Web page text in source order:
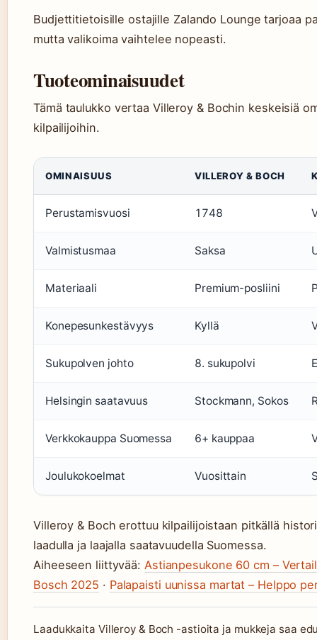
Budjettitietoisille ostajille Zalando Lounge tarjoaa
mutta valikoima vaihtelee nopeasti.
Tuoteominaisuudet
Tämä taulukko vertaa Villeroy & Bochin keskeisiä
kilpailijoihin.
OMINAISUUS VILLEROY & BOCH
Perustamisvuosi 1748
Valmistusmaa Saksa
Materiaali Premium-posliini
Konepesunkestävyys Kyllä
Sukupolven johto 8. sukupolvi
Helsingin saatavuus Stockmann, Sokos
Verkkokauppa Suomessa 6+ kauppaa
Joulukokoelmat Vuosittain
Villeroy & Boch erottuu kilpailijoistaan pitkällä
laadulla ja laajalla saatavuudella Suomessa.
Aiheeseen liittyvää: Astianpesukone 60 cm –
Bosch 2025 · Palapaisti uunissa martat – Helppo
Laadukkaita Villeroy & Boch -astioita ja mukkeja saa